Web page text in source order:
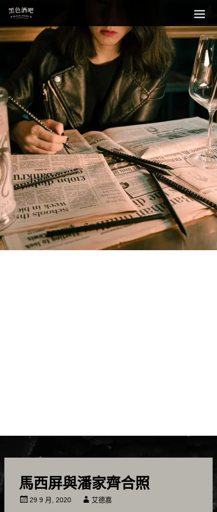
黑色酒吧
馬西屏與潘家齊合照
29 9 月, 2020 艾德嘉